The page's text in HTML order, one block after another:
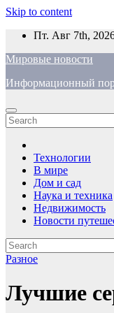
Skip to content
Пт. Авг 7th,
Мировые новости
Информационный
Технологии
В мире
Дом и сад
Наука и техника
Недвижимость
Новости
Разное
Лучшие